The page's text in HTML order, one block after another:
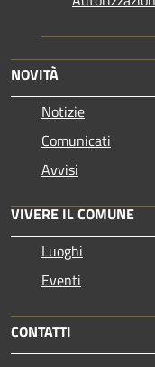
NOVITÀ
Notizie
Comunicati
Avvisi
VIVERE IL COMUNE
Luoghi
Eventi
CONTATTI